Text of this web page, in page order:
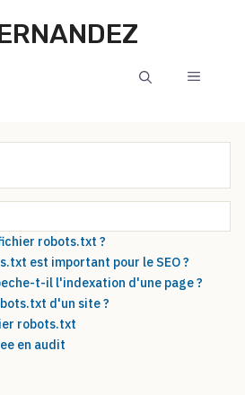
robots.txt ?
est important pour le SEO ?
t-il l'indexation d'une page ?
d'un site ?
robots.txt
en audit